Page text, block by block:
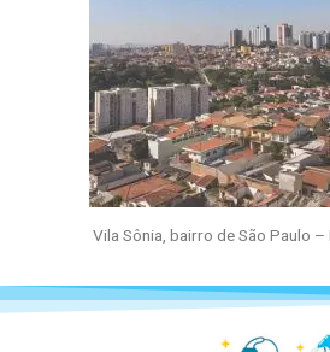
Vila Sônia, bairro de São Paulo